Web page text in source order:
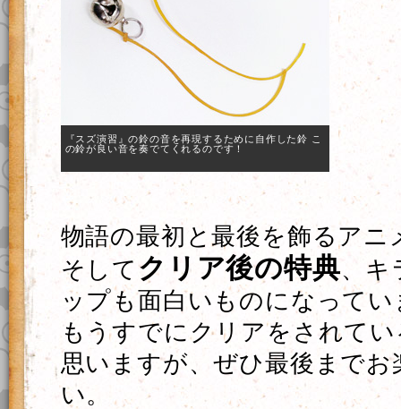
『スズ演習』の鈴の音を再現するために自作した鈴 こ
の鈴が良い音を奏でてくれるのです！
物語の最初と最後を飾るアニ
そして クリア後の特典、キ
ップも面白いものになってい
もうすでにクリアをされて
思いますが、ぜひ最後までお
い。